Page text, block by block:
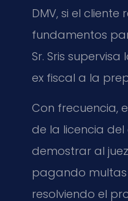
DMV, si el
fundamentos
Sr. Sris
ex fiscal a la
Con frecuencia,
de la licencia
demostrar al
pagando
resolviendo el